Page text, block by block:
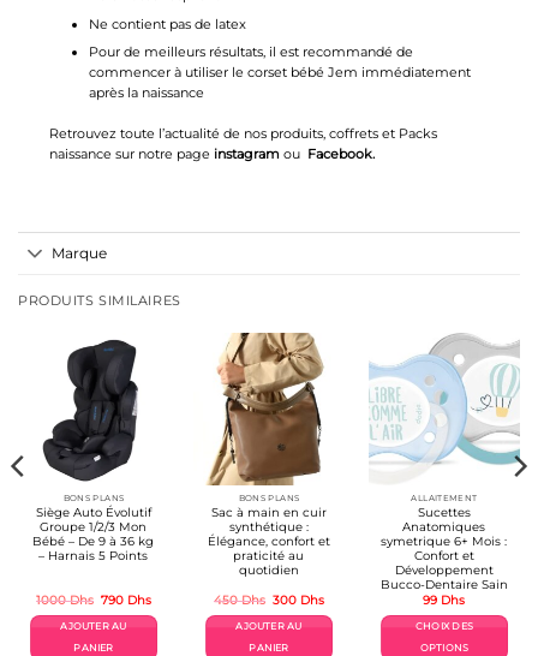
Ne contient pas de latex
Pour de meilleurs résultats, il est recommandé de
commencer à utiliser le corset bébé Jem immédiatement
après la naissance
Retrouvez toute l’actualité de nos produits, coffrets et Packs
naissance sur notre page instagram ou Facebook.
Marque
PRODUITS SIMILAIRES
BONS PLANS
Siège Auto Évolutif
Groupe 1/2/3 Mon
Bébé – De 9 à 36 kg
– Harnais 5 Points
1000Dhs Le
initial
était :
1000 Dhs.
790 DhsLe
actuel
AJOUTER AU
PANIER
BONS PLANS
Sac à main en cuir
synthétique :
Élégance, confort et
praticité au
quotidien
450Dhs Le
initial
était :
450 Dhs.
300 DhsLe
actuel
AJOUTER AU
PANIER
ALLAITEMENT
Sucettes
Anatomiques
symetrique 6+ Mois :
Confort et
Développement
Bucco-Dentaire Sain
99 Dhs
CHOIX DES
OPTIONS